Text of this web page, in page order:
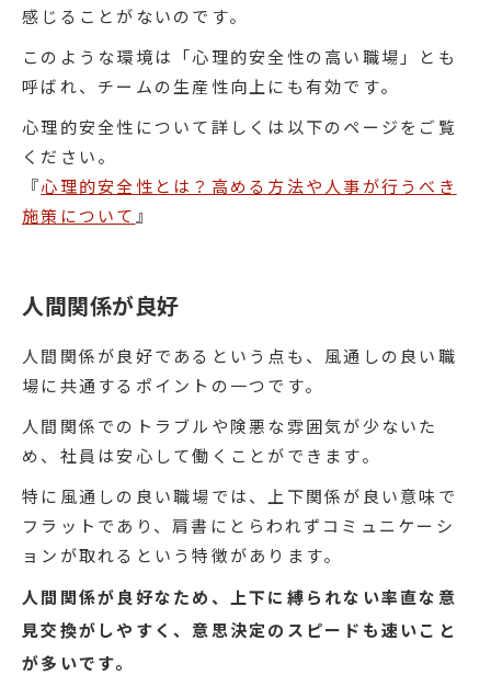
感じることがないのです。
このような環境は「心理的安全性の高い職場」とも
呼ばれ、チームの生産性向上にも有効です。
心理的安全性について詳しくは以下のページをご覧
ください。
『心理的安全性とは？高める方法や人事が行うべき
施策について』
人間関係が良好
人間関係が良好であるという点も、風通しの良い職
場に共通するポイントの一つです。
人間関係でのトラブルや険悪な雰囲気が少ないた
め、社員は安心して働くことができます。
特に風通しの良い職場では、上下関係が良い意味で
フラットであり、肩書にとらわれずコミュニケーシ
ョンが取れるという特徴があります。
人間関係が良好なため、上下に縛られない率直な意
見交換がしやすく、意思決定のスピードも速いこと
が多いです。